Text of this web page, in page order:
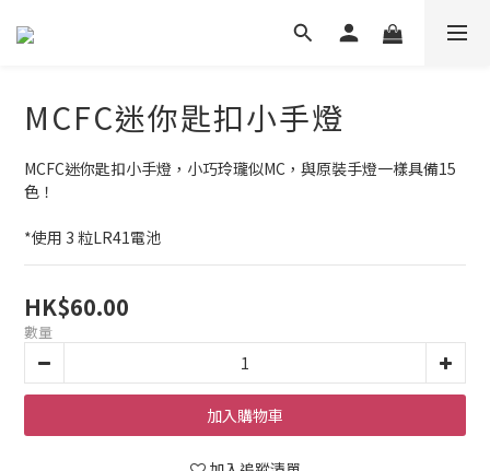
MCFC迷你匙扣小手燈
MCFC迷你匙扣小手燈，小巧玲瓏似MC，與原裝手燈一樣具備15
色！
*使用 3 粒LR41電池
HK$60.00
數量
加入購物車